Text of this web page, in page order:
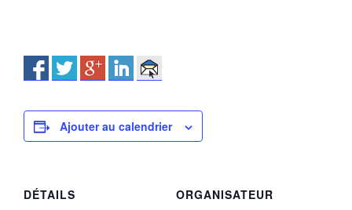
Ajouter au calendrier
DÉTAILS
ORGANISATEUR